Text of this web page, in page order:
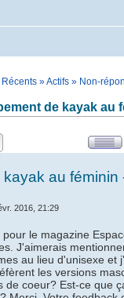
Récents»Actifs» Non-
de kayak au
au
2016, 21:29
le magazine
J'aimerais
au lieu d'unisexe et
les versions
de coeur? Est-ce que